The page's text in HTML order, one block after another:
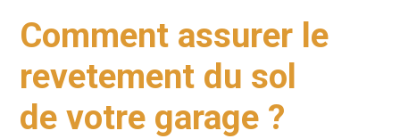
Comment assurer le
revetement du sol
de votre garage ?